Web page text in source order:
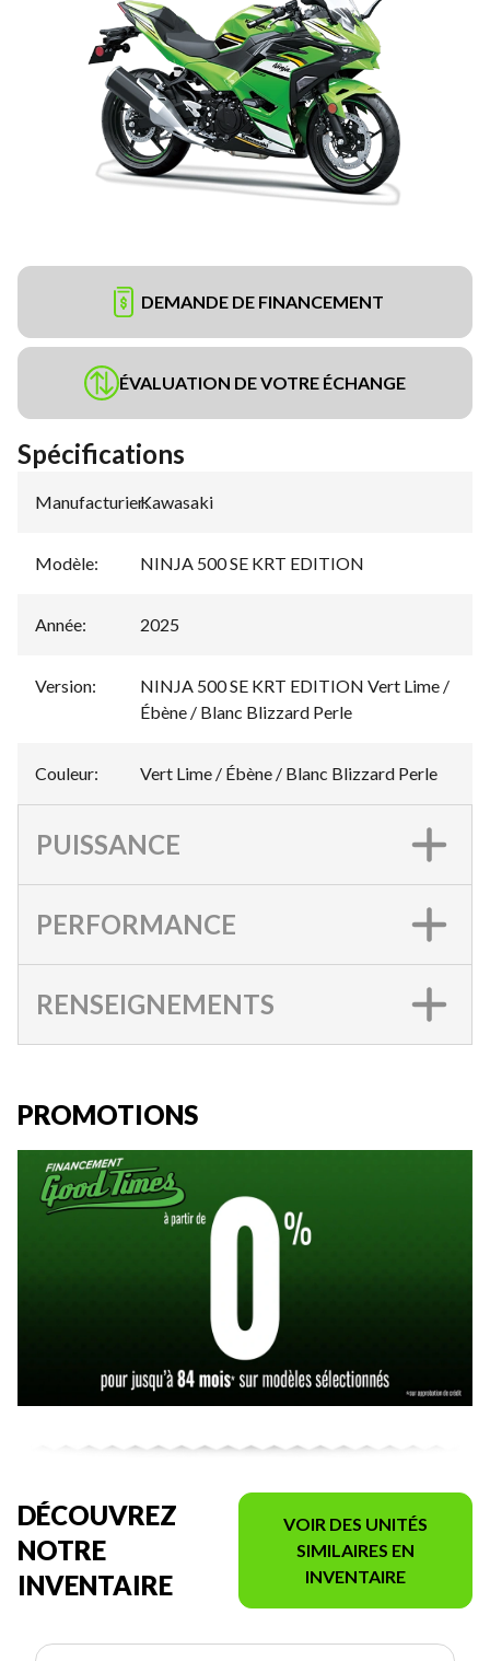
DEMANDE DE FINANCEMENT
ÉVALUATION DE VOTRE ÉCHANGE
Spécifications
Manufacturier:
Kawasaki
Modèle: NINJA 500 SE KRT EDITION
Année: 2025
Version:
NINJA 500 SE KRT EDITION Vert Lime /
Ébène / Blanc Blizzard Perle
Couleur: Vert Lime / Ébène / Blanc Blizzard Perle
PUISSANCE
PERFORMANCE
RENSEIGNEMENTS
PROMOTIONS
DÉCOUVREZ
NOTRE
INVENTAIRE
VOIR DES UNITÉS
SIMILAIRES EN
INVENTAIRE